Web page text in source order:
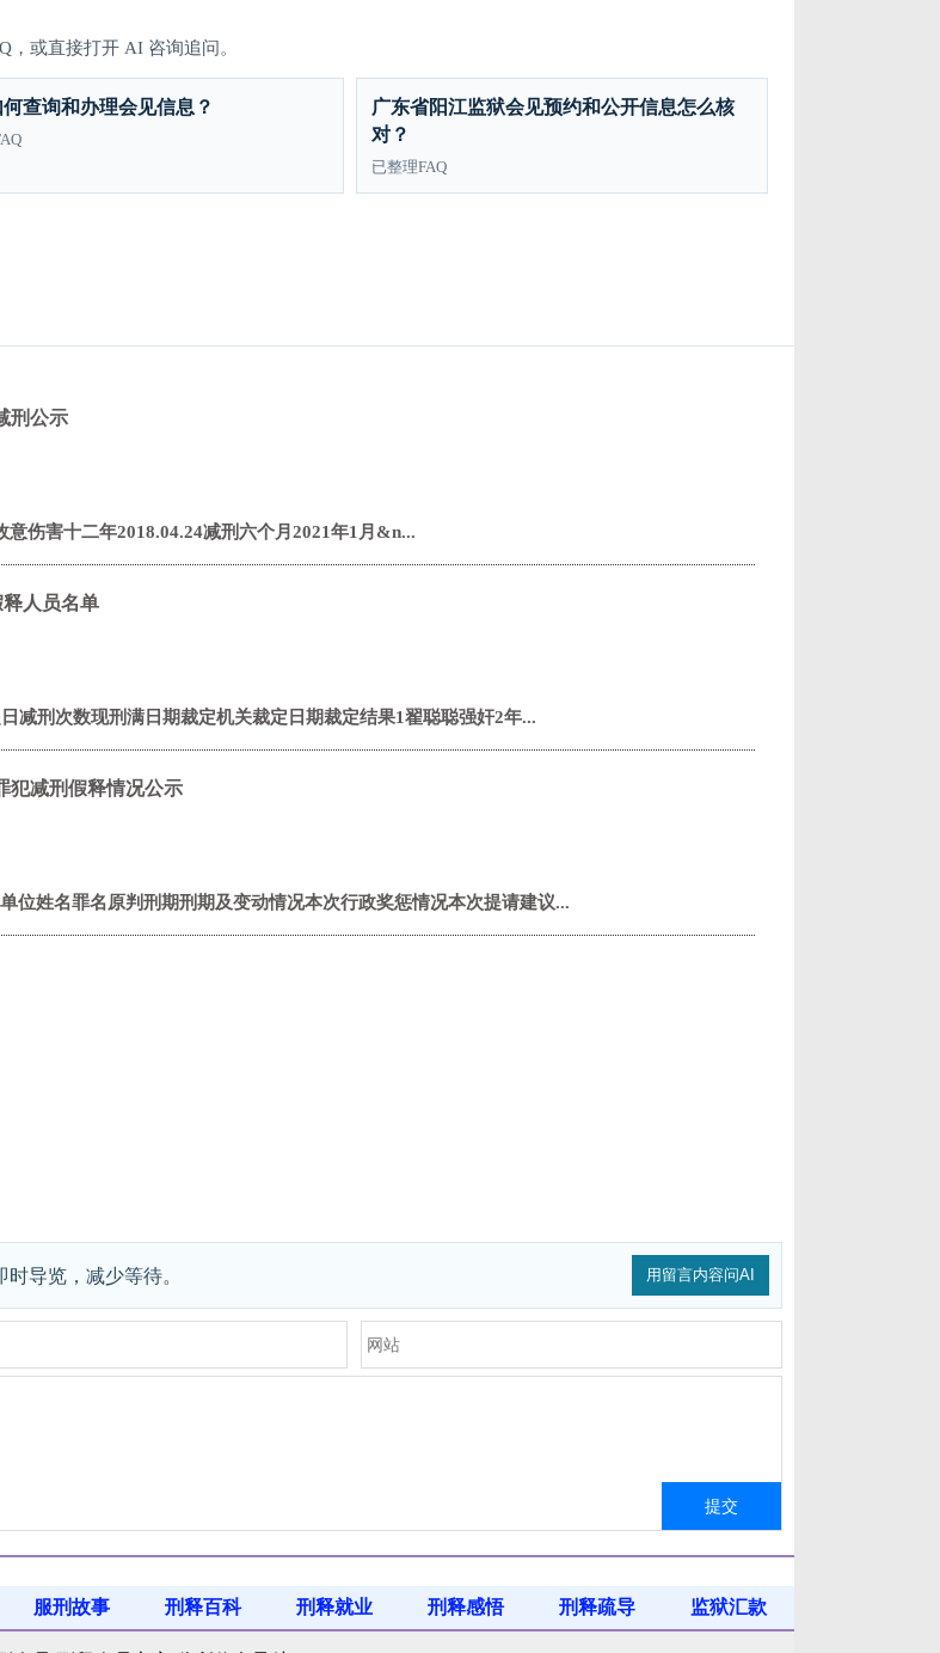
或直接打开 AI 咨询追问。
查询和办理会见信息？
广东省阳江监狱会见预约和公开信息怎么核
对？
已整理FAQ
刑公示
伤害十二年2018.04.24减刑六个月2021年1月&n...
释人员名单
减刑次数现刑满日期裁定机关裁定日期裁定结果1翟聪聪强奸2年...
犯减刑假释情况公示
位姓名罪名原判刑期刑期及变动情况本次行政奖惩情况本次提请建议...
导览，减少等待。 用留言内容问AI
服刑故事 刑释百科 刑释就业 刑释感悟 刑释疏导 监狱汇款